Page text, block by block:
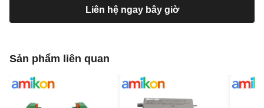
Liên hệ ngay bây giờ
Sản phẩm liên quan